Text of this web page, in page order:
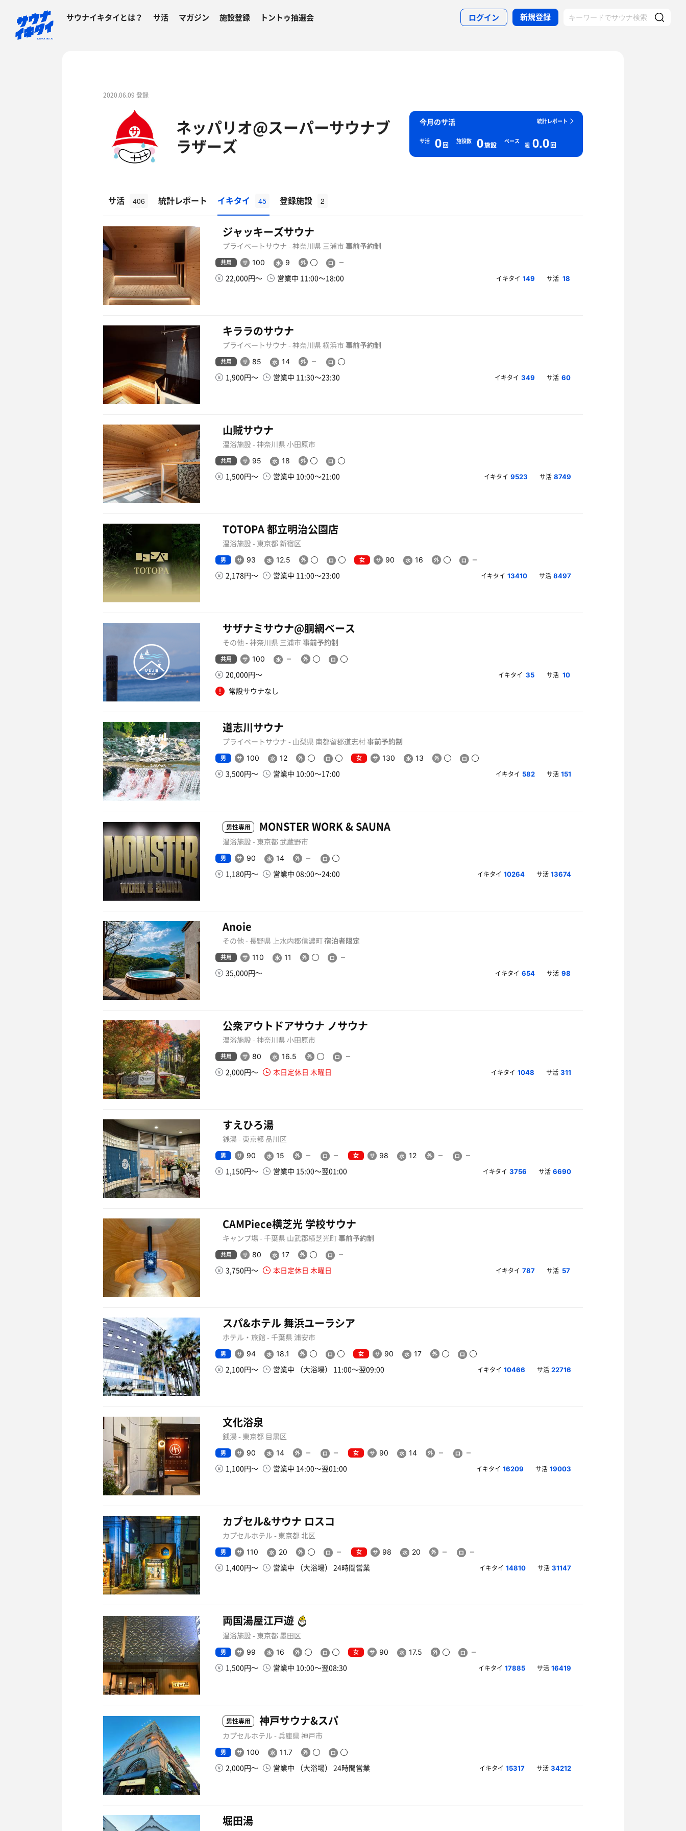
サウナイキタイとは？ サ活 マガジン 施設登録 トントゥ抽選会 ログイン 新規登録
2020.06.09 登録
ネッパリオ@スーパーサウナブ
ラザーズ
統計レポート
今月のサ活
サ活 0回 施設数 0施設 ペース
週 0.0回
サ活 406 統計レポート イキタイ 45 登録施設 2
ジャッキーズサウナ
プライベートサウナ - 神奈川県 三浦市事前予約制
共用 100 9
22,000円〜 営業中 11:00〜18:00 イキタイ 149 サ活 18
キララのサウナ
プライベートサウナ - 神奈川県 横浜市事前予約制
共用 85 14
1,900円〜 営業中 11:30〜23:30 イキタイ 349 サ活 60
山賊サウナ
温浴施設 - 神奈川県 小田原市
共用 95 18
1,500円〜 営業中 10:00〜21:00 イキタイ 9523 サ活 8749
TOTOPA 都立明治公園店
温浴施設 - 東京都 新宿区
男 93 12.5 女 90 16
2,178円〜 営業中 11:00〜23:00 イキタイ 13410 サ活 8497
サザナミサウナ@胴網ベース
その他 - 神奈川県 三浦市事前予約制
共用 100
20,000円〜 イキタイ 35 サ活 10
常設サウナなし
道志川サウナ
プライベートサウナ - 山梨県 南都留郡道志村事前予約制
男 100 12 女 130 13
3,500円〜 営業中 10:00〜17:00 イキタイ 582 サ活 151
男性専用 MONSTER WORK & SAUNA
温浴施設 - 東京都 武蔵野市
男 90 14
1,180円〜 営業中 08:00〜24:00 イキタイ 10264 サ活 13674
Anoie
その他 - 長野県 上水内郡信濃町宿泊者限定
共用 110 11
35,000円〜 イキタイ 654 サ活 98
公衆アウトドアサウナ ノサウナ
温浴施設 - 神奈川県 小田原市
共用 80 16.5
2,000円〜 本日定休日 木曜日 イキタイ 1048 サ活 311
すえひろ湯
銭湯 - 東京都 品川区
男 90 15 女 98 12
1,150円〜 営業中 15:00〜翌01:00 イキタイ 3756 サ活 6690
CAMPiece横芝光 学校サウナ
キャンプ場 - 千葉県 山武郡横芝光町事前予約制
共用 80 17
3,750円〜 本日定休日 木曜日 イキタイ 787 サ活 57
スパ&ホテル 舞浜ユーラシア
ホテル・旅館 - 千葉県 浦安市
男 94 18.1 女 90 17
2,100円〜 営業中 （大浴場） 11:00〜翌09:00 イキタイ 10466 サ活 22716
文化浴泉
銭湯 - 東京都 目黒区
男 90 14 女 90 14
1,100円〜 営業中 14:00〜翌01:00 イキタイ 16209 サ活 19003
カプセル&サウナ ロスコ
カプセルホテル - 東京都 北区
男 110 20 女 98 20
1,400円〜 営業中 （大浴場） 24時間営業 イキタイ 14810 サ活 31147
両国湯屋江戸遊
温浴施設 - 東京都 墨田区
男 99 16 女 90 17.5
1,500円〜 営業中 10:00〜翌08:30 イキタイ 17885 サ活 16419
男性専用 神戸サウナ&スパ
カプセルホテル - 兵庫県 神戸市
男 100 11.7
2,000円〜 営業中 （大浴場） 24時間営業 イキタイ 15317 サ活 34212
堀田湯